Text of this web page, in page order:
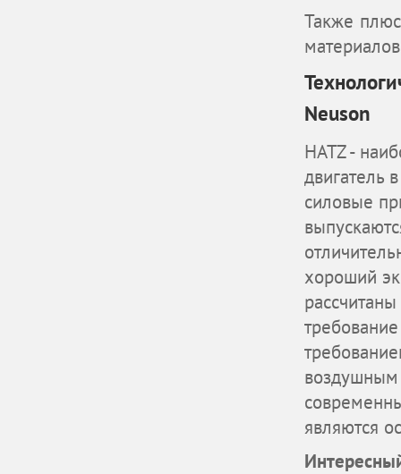
Также
Neuson
HATZ -
двигатель
силовые
хороший
воздушным
являются